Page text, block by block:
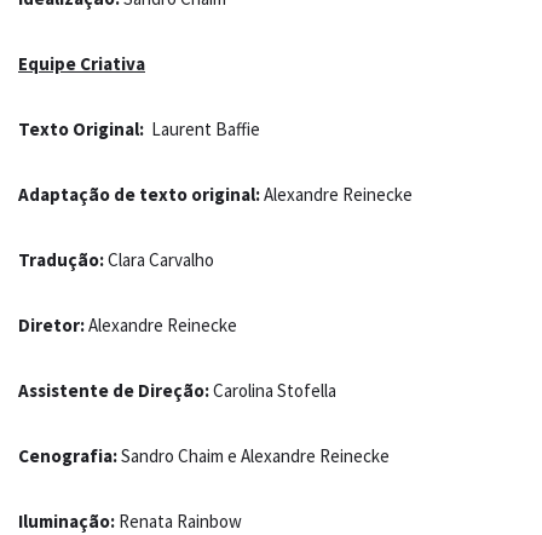
Equipe Criativa
Texto Original: Laurent Baffie
Adaptação de texto original:Alexandre Reinecke
Tradução:Clara Carvalho
Diretor:Alexandre Reinecke
Assistente de Direção:Carolina Stofella
Cenografia:Sandro Chaim e Alexandre Reinecke
Iluminação: Renata Rainbow